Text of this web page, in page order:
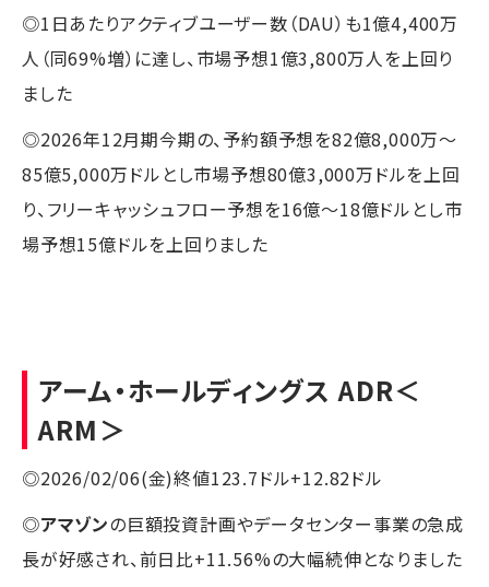
◎1日あたりアクティブユーザー数（DAU）も1億4,400万
人（同69%増）に達し、市場予想1億3,800万人を上回り
ました
◎2026年12月期今期の、予約額予想を82億8,000万〜
85億5,000万ドルとし市場予想80億3,000万ドルを上回
り、フリーキャッシュフロー予想を16億〜18億ドルとし市
場予想15億ドルを上回りました
アーム・ホールディングス ADR＜
ARM＞
◎2026/02/06(金)終値123.7ドル+12.82ドル
◎アマゾンの巨額投資計画やデータセンター事業の急成
長が好感され、前日比+11.56%の大幅続伸となりました